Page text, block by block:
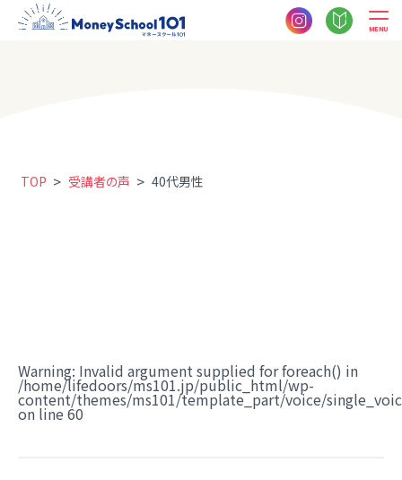
MENU
TOP > 受講者の声 > 40代男性
Warning: Invalid argument supplied for foreach() in
/home/lifedoors/ms101.jp/public_html/wp-
content/themes/ms101/template_part/voice/
on line 60